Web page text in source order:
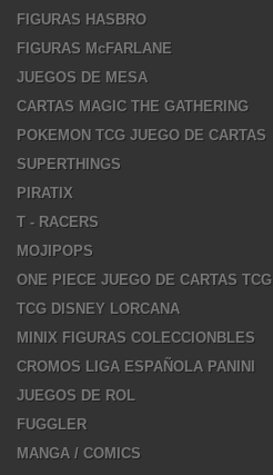
FIGURAS HASBRO
FIGURAS McFARLANE
JUEGOS DE MESA
CARTAS MAGIC THE GATHERING
POKEMON TCG JUEGO DE CARTAS
SUPERTHINGS
PIRATIX
T - RACERS
MOJIPOPS
ONE PIECE JUEGO DE CARTAS TCG
TCG DISNEY LORCANA
MINIX FIGURAS COLECCIONBLES
CROMOS LIGA ESPAÑOLA PANINI
JUEGOS DE ROL
FUGGLER
MANGA / COMICS